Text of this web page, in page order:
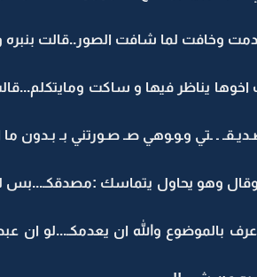
وخافت لما شافت الصور..قالت بنبره
يناظر فيها و ساكت
ـ ـتي وـوـوهي صـ صـورتني بـ بـدون
وهو يحاول يتماسك :مصدقكـ...بس
بالموضوع والله ان يعدمكـ...لو ان